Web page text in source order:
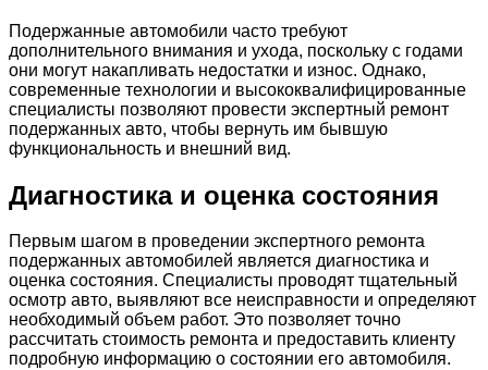
Подержанные автомобили часто требуют
дополнительного внимания и ухода, поскольку с годами
они могут накапливать недостатки и износ. Однако,
современные технологии и высококвалифицированные
специалисты позволяют провести экспертный ремонт
подержанных авто, чтобы вернуть им бывшую
функциональность и внешний вид.
Диагностика и оценка состояния
Первым шагом в проведении экспертного ремонта
подержанных автомобилей является диагностика и
оценка состояния. Специалисты проводят тщательный
осмотр авто, выявляют все неисправности и определяют
необходимый объем работ. Это позволяет точно
рассчитать стоимость ремонта и предоставить клиенту
подробную информацию о состоянии его автомобиля.